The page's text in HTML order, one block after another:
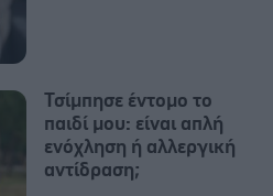
Τσίμπησε έντομο το
παιδί μου: είναι απλή
ενόχληση ή αλλεργική
αντίδραση;